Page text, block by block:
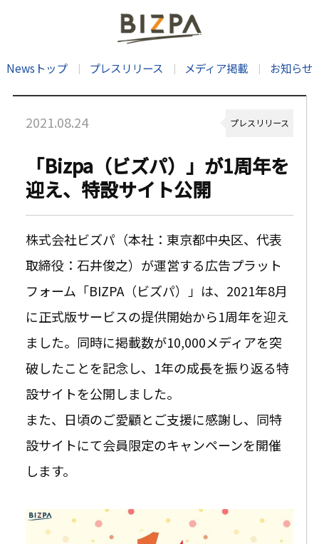
Newsトップ プレスリリース メディア掲載 お知らせ
2021.08.24 プレスリリース
「Bizpa（ビズパ）」が1周年を
迎え、特設サイト公開
株式会社ビズパ（本社：東京都中央区、代表
取締役：石井俊之）が運営する広告プラット
フォーム「BIZPA（ビズパ）」は、2021年8月
に正式版サービスの提供開始から1周年を迎え
ました。同時に掲載数が10,000メディアを突
破したことを記念し、1年の成長を振り返る特
設サイトを公開しました。
また、日頃のご愛顧とご支援に感謝し、同特
設サイトにて会員限定のキャンペーンを開催
します。